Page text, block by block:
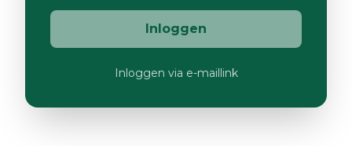
Inloggen
Inloggen via e-maillink